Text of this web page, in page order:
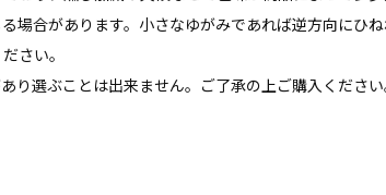
合があります。小さなゆがみであれば逆方向にひね
さい。
選ぶことは出来ません。ご了承の上ご購入ください